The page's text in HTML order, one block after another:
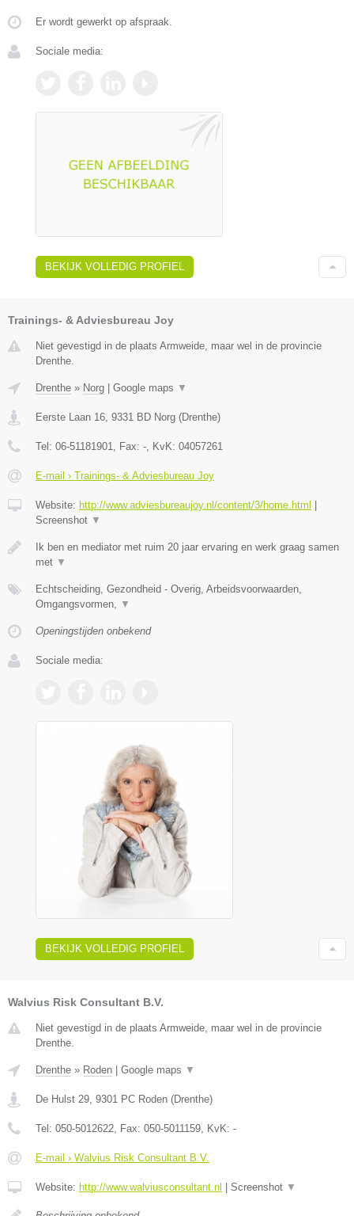
Er wordt gewerkt op afspraak.
Sociale media:
BEKIJK VOLLEDIG PROFIEL
Trainings- & Adviesbureau Joy
Niet gevestigd in de plaats Armweide, maar wel in de provincie
Drenthe.
Drenthe » Norg Google maps ▼
Eerste Laan 16, 9331 BD Norg (Drenthe)
Tel: 06-51181901, Fax: -, KvK: 04057261
E-mail › Trainings- & Adviesbureau Joy
Website: http://www.adviesbureaujoy.nl/content/3/home.html
Screenshot ▼
Ik ben en mediator met ruim 20 jaar ervaring en werk graag samen
met ▼
Echtscheiding, Gezondheid - Overig, Arbeidsvoorwaarden,
Omgangsvormen, ▼
Openingstijden onbekend
Sociale media:
BEKIJK VOLLEDIG PROFIEL
Walvius Risk Consultant B.V.
Niet gevestigd in de plaats Armweide, maar wel in de provincie
Drenthe.
Drenthe » Roden Google maps ▼
De Hulst 29, 9301 PC Roden (Drenthe)
Tel: 050-5012622, Fax: 050-5011159, KvK: -
E-mail › Walvius Risk Consultant B.V.
Website: http://www.walviusconsultant.nl Screenshot ▼